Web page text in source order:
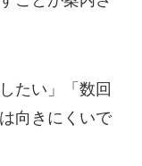
たい」「数回
向きにくいで